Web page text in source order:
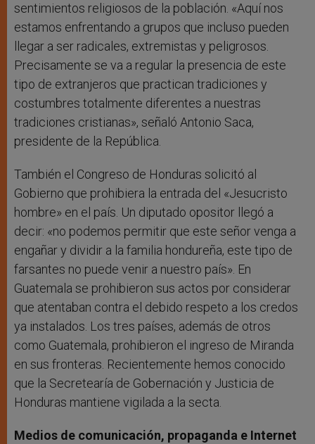
sentimientos religiosos de la población. «Aquí nos
estamos enfrentando a grupos que incluso pueden
llegar a ser radicales, extremistas y peligrosos.
Precisamente se va a regular la presencia de este
tipo de extranjeros que practican tradiciones y
costumbres totalmente diferentes a nuestras
tradiciones cristianas», señaló Antonio Saca,
presidente de la República.
También el Congreso de Honduras solicitó al
Gobierno que prohibiera la entrada del «Jesucristo
hombre» en el país. Un diputado opositor llegó a
decir: «no podemos permitir que este señor venga a
engañar y dividir a la familia hondureña, este tipo de
farsantes no puede venir a nuestro país». En
Guatemala se prohibieron sus actos por considerar
que atentaban contra el debido respeto a los credos
ya instalados. Los tres países, además de otros
como Guatemala, prohibieron el ingreso de Miranda
en sus fronteras. Recientemente hemos conocido
que la Secretearía de Gobernación y Justicia de
Honduras mantiene vigilada a la secta.
Medios de comunicación, propaganda e Internet